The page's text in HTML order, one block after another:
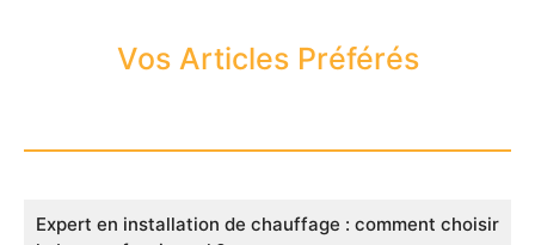
Vos Articles Préférés
Expert en installation de chauffage : comment choisir